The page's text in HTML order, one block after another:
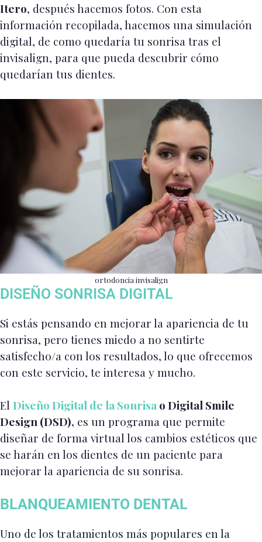
Itero, después hacemos fotos. Con esta
información recopilada, hacemos una simulación
digital, de como quedaría tu sonrisa tras el
invisalign, para que pueda descubrir cómo
quedarían tus dientes.
ortodoncia invisalign
DISEÑO SONRISA DIGITAL
Si estás pensando en mejorar la apariencia de tu
sonrisa, pero tienes miedo a no sentirte
satisfecho/a con los resultados, lo que ofrecemos
con este servicio, te interesa y mucho.
El Diseño Digital de la Sonrisa o Digital Smile
Design (DSD), es un programa que permite
diseñar de forma virtual los cambios estéticos que
se harán en los dientes de un paciente para
mejorar la apariencia de su sonrisa.
BLANQUEAMIENTO DENTAL
Uno de los tratamientos más populares en la